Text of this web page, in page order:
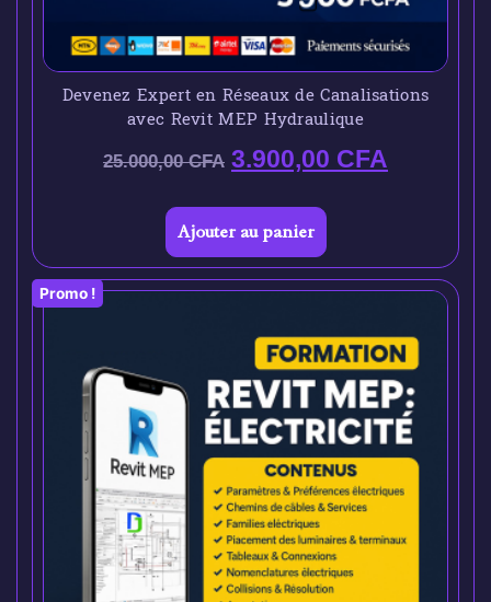
Devenez Expert en Réseaux de Canalisations
avec Revit MEP Hydraulique
25.000,00CFA 3.900,00 CFA
Ajouter au panier
Promo !